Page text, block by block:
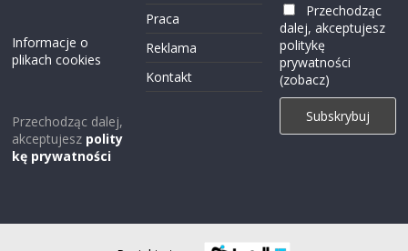
Informacje o
plikach cookies
Przechodząc dalej,
akceptujesz polity
kę prywatności
Praca
Reklama
Kontakt
Przechodząc
dalej, akceptujesz
politykę
prywatności
(zobacz)